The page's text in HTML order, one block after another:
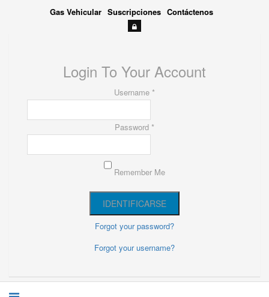
Gas Vehicular Suscripciones Contáctenos
Login To Your Account
Username *
Password *
Remember Me
Forgot your password?
Forgot your username?